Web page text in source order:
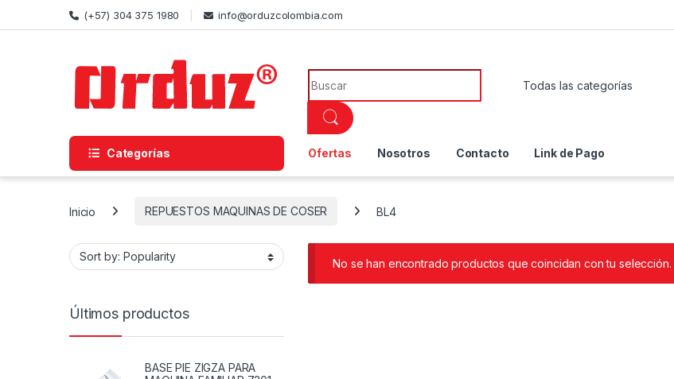
Skip to navigation
Skip to content (+57) 304 375 1980 info@orduzcolombia.com
Search for:
Categorías Ofertas Nosotros Contacto Link de Pago
Inicio REPUESTOS MAQUINAS DE COSER BL4
No se han encontrado productos que coincidan con tu selección.
Últimos productos
BASE PIE ZIGZA PARA